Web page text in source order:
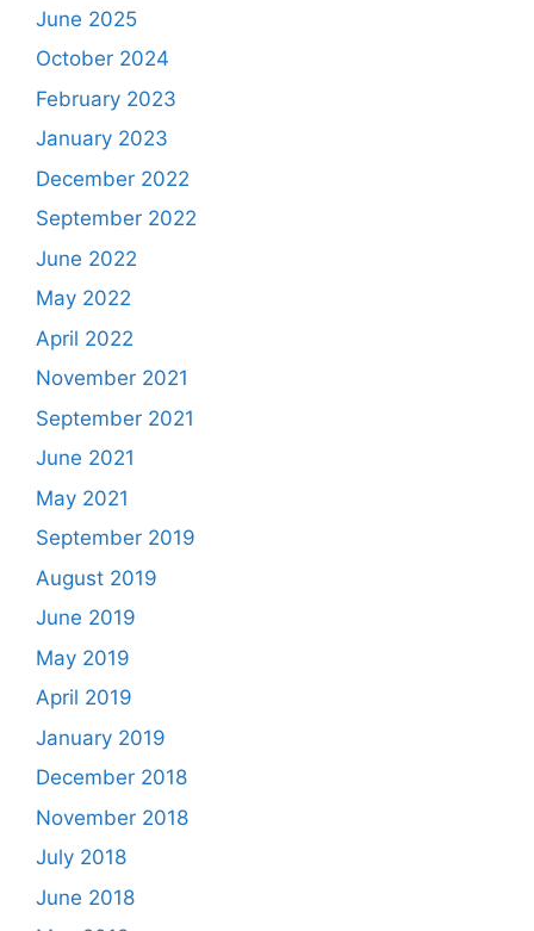
June 2025
October 2024
February 2023
January 2023
December 2022
September 2022
June 2022
May 2022
April 2022
November 2021
September 2021
June 2021
May 2021
September 2019
August 2019
June 2019
May 2019
April 2019
January 2019
December 2018
November 2018
July 2018
June 2018